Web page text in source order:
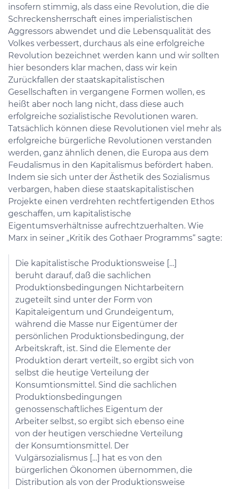
insofern stimmig, als dass eine Revolution, die die
Schreckensherrschaft eines imperialistischen
Aggressors abwendet und die Lebensqualität des
Volkes verbessert, durchaus als eine erfolgreiche
Revolution bezeichnet werden kann und wir sollten
hier besonders klar machen, dass wir kein
Zurückfallen der staatskapitalistischen
Gesellschaften in vergangene Formen wollen, es
heißt aber noch lang nicht, dass diese auch
erfolgreiche sozialistische Revolutionen waren.
Tatsächlich können diese Revolutionen viel mehr als
erfolgreiche bürgerliche Revolutionen verstanden
werden, ganz ähnlich denen, die Europa aus dem
Feudalismus in den Kapitalismus befördert haben.
Indem sie sich unter der Ästhetik des Sozialismus
verbargen, haben diese staatskapitalistischen
Projekte einen verdrehten rechtfertigenden Ethos
geschaffen, um kapitalistische
Eigentumsverhältnisse aufrechtzuerhalten. Wie
Marx in seiner „Kritik des Gothaer Programms“ sagte:
Die kapitalistische Produktionsweise […]
beruht darauf, daß die sachlichen
Produktionsbedingungen Nichtarbeitern
zugeteilt sind unter der Form von
Kapitaleigentum und Grundeigentum,
während die Masse nur Eigentümer der
persönlichen Produktionsbedingung, der
Arbeitskraft, ist. Sind die Elemente der
Produktion derart verteilt, so ergibt sich von
selbst die heutige Verteilung der
Konsumtionsmittel. Sind die sachlichen
Produktionsbedingungen
genossenschaftliches Eigentum der
Arbeiter selbst, so ergibt sich ebenso eine
von der heutigen verschiedne Verteilung
der Konsumtionsmittel. Der
Vulgärsozialismus […] hat es von den
bürgerlichen Ökonomen übernommen, die
Distribution als von der Produktionsweise